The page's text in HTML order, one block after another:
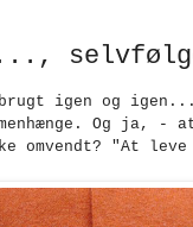
brugt igen og
Og ja, -
omvendt? "At